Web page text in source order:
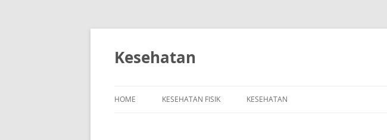
Skip
Kesehatan
HOME KESEHATAN FISIK KESEHATAN